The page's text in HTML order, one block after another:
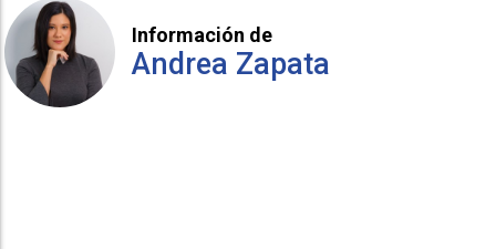
Información de
Andrea Zapata